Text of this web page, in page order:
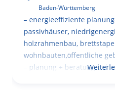
Baden-Württemberg
– energieeffiziente
passivhäuser,
holzrahmenbau,
wohnbauten,öffentliche
– planung + beratung bei